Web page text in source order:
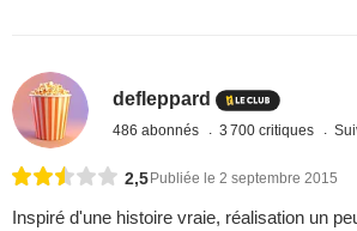
defleppard
486 abonnés 3 700 critiques
2,5 Publiée le 2 septembre 2015
Inspiré d'une histoire vraie, réalisation un